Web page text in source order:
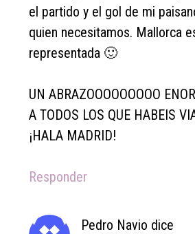
el partido y el gol de mi
quien necesitamos. Mallorca
representada 🙂
UN ABRAZOOOOOOOOO
A TODOS LOS QUE HABEIS
¡HALA MADRID!
Responder
Pedro Navio dice